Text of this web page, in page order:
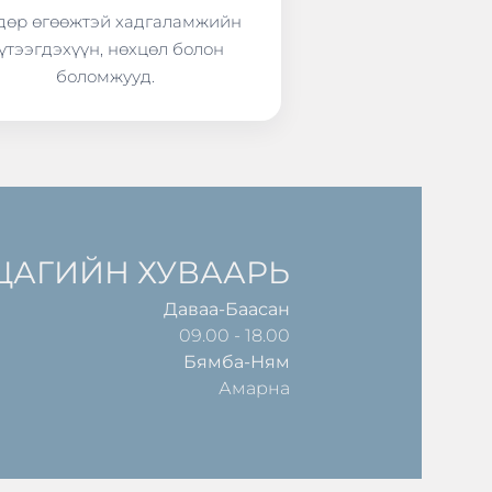
өгөөжтэй хадгаламжийн
нөхцөл болон
боломжууд.
ХУВААРЬ
Даваа-Баасан
09.00 - 18.00
Бямба-Ням
Амарна